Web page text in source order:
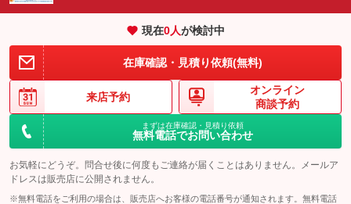
安心・安全のロードサービス内容！バッテリー上がりやタイヤの
パンク、故障時の牽引など充実サポートが盛りだくさん！！
このパックの見積もり依頼（無料）
あなたのお好きなナンバーで登録しませんか？抽選ナンバー以外
でしたら承っております。是非ご検討ください
備考 －
このパックの見積もり依頼（無料）
現在0人が検討中
在庫確認・見積り依頼(無料)
来店予約
オンライン
商談予約
まずは在庫確認・見積り依頼
無料電話でお問い合わせ
お気軽にどうぞ。問合せ後に何度もご連絡が届くことはありません。メールア
ドレスは販売店に公開されません。
※無料電話をご利用の場合は、販売店へお客様の電話番号が通知されます。無料電話